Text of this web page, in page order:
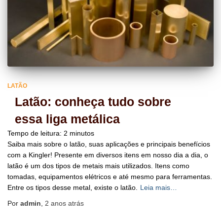
LATÃO
Latão: conheça tudo sobre
essa liga metálica
Tempo de leitura: 2 minutos
Saiba mais sobre o latão, suas aplicações e principais benefícios
com a Kingler! Presente em diversos itens em nosso dia a dia, o
latão é um dos tipos de metais mais utilizados. Itens como
tomadas, equipamentos elétricos e até mesmo para ferramentas.
Entre os tipos desse metal, existe o latão.
Leia mais…
Por admin 2 anos atrás